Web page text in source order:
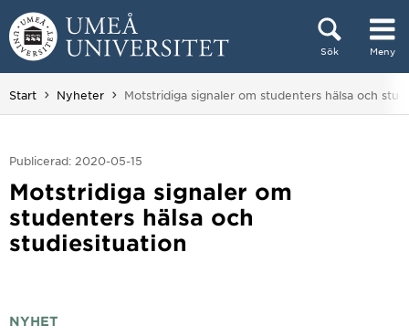
Hoppa direkt till innehållet
Sök Meny
Huvudmenyn dold.
Start Nyheter Du är här:
Motstridiga signaler om studenters hälsa och
Publicerad: 2020-05-15
Motstridiga signaler om
studenters hälsa och
studiesituation
NYHET